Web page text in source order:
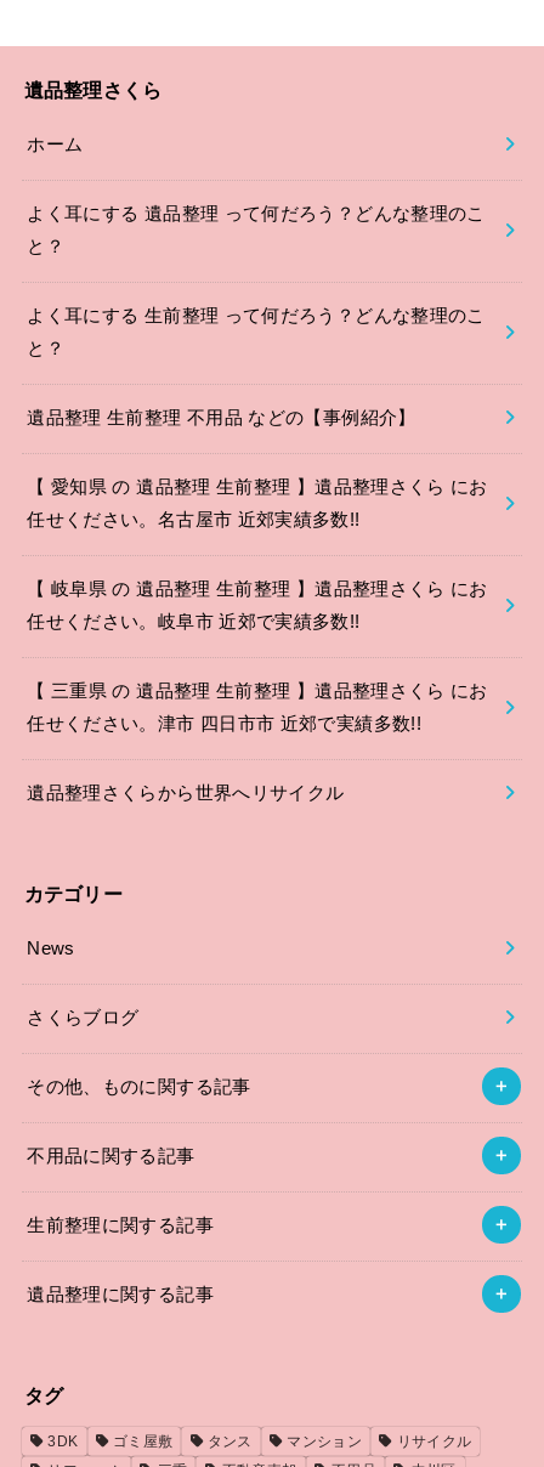
遺品整理さくら
ホーム
よく耳にする 遺品整理 って何だろう？どんな整理のこ
と？
よく耳にする 生前整理 って何だろう？どんな整理のこ
と？
遺品整理 生前整理 不用品 などの【事例紹介】
【 愛知県 の 遺品整理 生前整理 】遺品整理さくら にお
任せください。名古屋市 近郊実績多数!!
【 岐阜県 の 遺品整理 生前整理 】遺品整理さくら にお
任せください。岐阜市 近郊で実績多数!!
【 三重県 の 遺品整理 生前整理 】遺品整理さくら にお
任せください。津市 四日市市 近郊で実績多数!!
遺品整理さくらから世界へリサイクル
カテゴリー
News
さくらブログ
その他、ものに関する記事
不用品に関する記事
生前整理に関する記事
遺品整理に関する記事
タグ
3DK ゴミ屋敷 タンス マンション
リサイクル